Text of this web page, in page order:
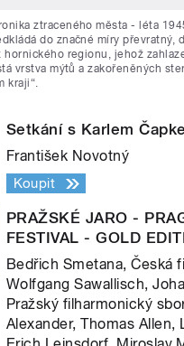
ztraceného města - léta
do značné míry převratný,
hornického regionu, jehož
vrstva mýtů a zakořeněných
kraji“.
Setkání s Karlem
František Novotný
Koupit
PRAŽSKÉ JARO -
FESTIVAL - GOLD
Bedřich Smetana, Česká
Wolfgang Sawallisch,
Pražský filharmonický
Alexander, Thomas Allen,